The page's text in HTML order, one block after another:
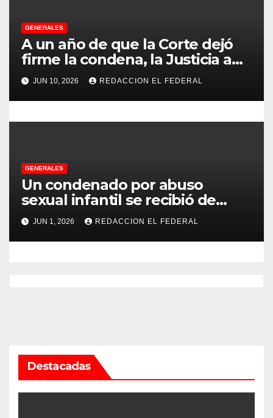
a
s
GENERALES
A un año de que la Corte dejó
firme la condena, la Justicia aún
no pudo decomisarle ni un peso
a CFK
JUN 10, 2026 REDACCION EL FEDERAL
GENERALES
Un condenado por abuso
sexual infantil se recibió de
psicopedagogo dentro del
Servicio Penitenciario de La
Rioja
JUN 1, 2026 REDACCION EL FEDERAL
Destacadas